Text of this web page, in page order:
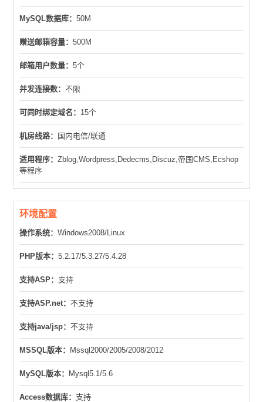
MySQL数据库：50M
赠送邮箱容量：500M
邮箱用户数量：5个
并发连接数：不限
可同时绑定域名： 15个
机房线路： 国内电信/联通
适用程序：Zblog,Wordpress,Dedecms,Discuz,帝国CMS,Ecshop
等程序
环境配置
操作系统：Windows2008/Linux
PHP版本：5.2.17/5.3.27/5.4.28
支持ASP： 支持
支持ASP.net：不支持
支持java/jsp：不支持
MSSQL版本： Mssql2000/2005/2008/2012
MySQL版本： Mysql5.1/5.6
Access数据库： 支持